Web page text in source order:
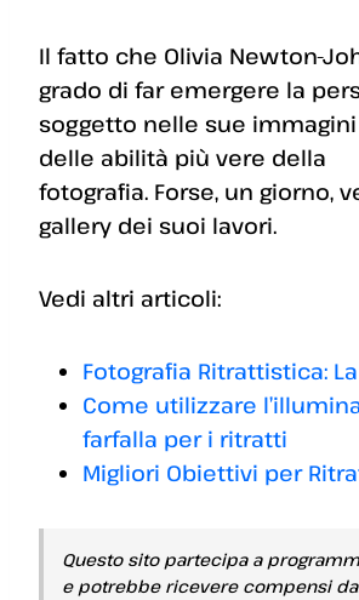
Il fatto che Olivia Newton-
grado di far emergere la
soggetto nelle sue
delle abilità più vere della
fotografia. Forse, un giorno,
gallery dei suoi lavori.
Vedi altri articoli:
Fotografia Ritrattistica:
Come utilizzare
farfalla per i ritratti
Migliori Obiettivi per
Questo sito partecipa a
e potrebbe ricevere compensi